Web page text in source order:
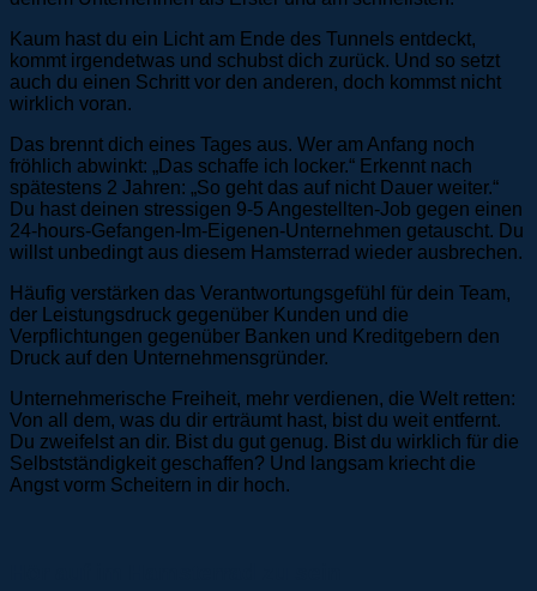
Kaum hast du ein Licht am Ende des Tunnels entdeckt,
kommt irgendetwas und schubst dich zurück. Und so setzt
auch du einen Schritt vor den anderen, doch kommst nicht
wirklich voran.
Das brennt dich eines Tages aus. Wer am Anfang noch
fröhlich abwinkt: „Das schaffe ich locker.“ Erkennt nach
spätestens 2 Jahren: „So geht das auf nicht Dauer weiter.“
Du hast deinen stressigen 9-5 Angestellten-Job gegen einen
24-hours-Gefangen-Im-Eigenen-Unternehmen getauscht. Du
willst unbedingt aus diesem Hamsterrad wieder ausbrechen.
Häufig verstärken das Verantwortungsgefühl für dein Team,
der Leistungsdruck gegenüber Kunden und die
Verpflichtungen gegenüber Banken und Kreditgebern den
Druck auf den Unternehmensgründer.
Unternehmerische Freiheit, mehr verdienen, die Welt retten:
Von all dem, was du dir erträumt hast, bist du weit entfernt.
Du zweifelst an dir. Bist du gut genug. Bist du wirklich für die
Selbstständigkeit geschaffen? Und langsam kriecht die
Angst vorm Scheitern in dir hoch.